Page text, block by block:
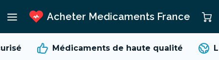
Acheter Medicaments France
Médicaments de haute qualité